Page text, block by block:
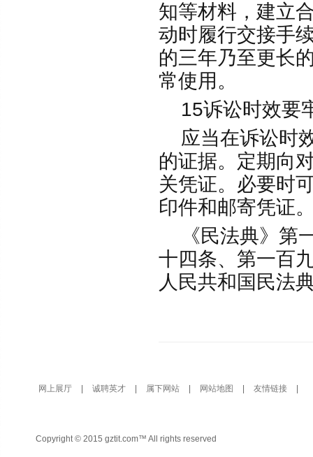
知等材料，建立
动时履行交接手
的三年乃至更长
常使用。
15诉讼时效要
应当在诉讼时
的证据。定期向
关凭证。必要时
印件和邮寄凭证
《民法典》第
十四条、第一百
人民共和国民法
网上展厅 诚聘英才 属下网站 网站地图 友情链接
Copyright © 2015 gztit.com™ All rights reserved